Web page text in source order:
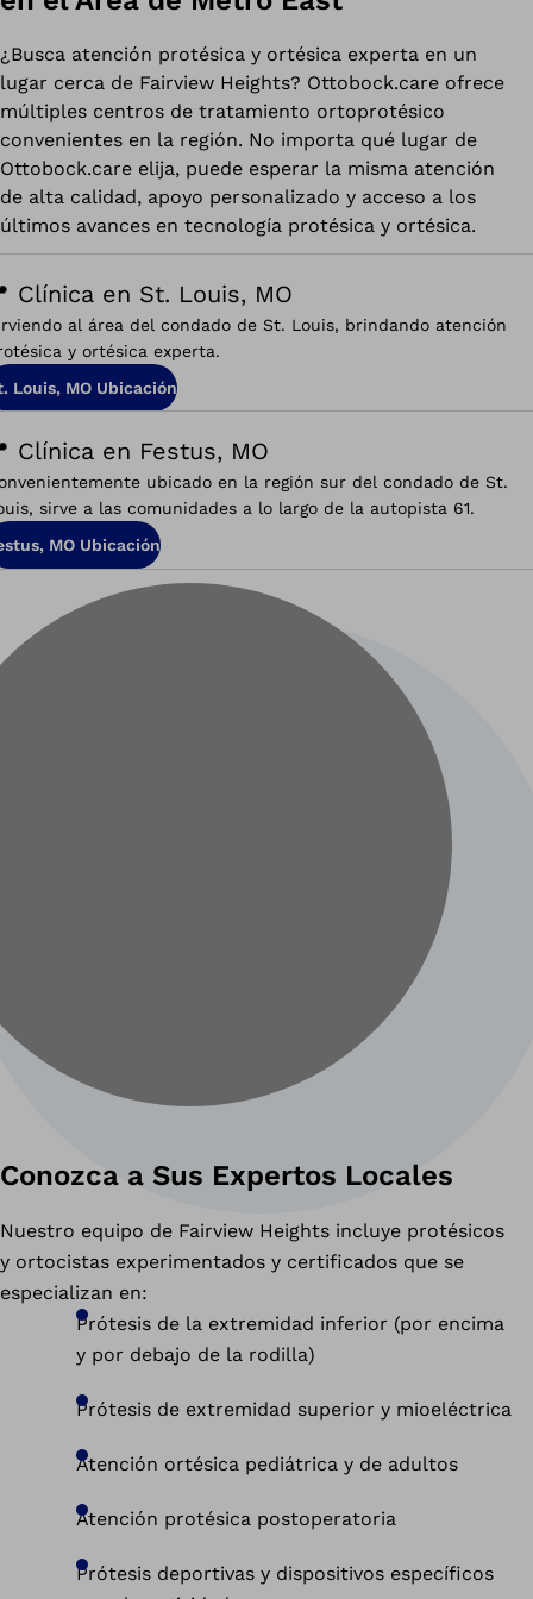
¿Busca atención protésica y ortésica experta en un
lugar cerca de Fairview Heights? Ottobock.care ofrece
múltiples centros de tratamiento ortoprotésico
convenientes en la región. No importa qué lugar de
Ottobock.care elija, puede esperar la misma atención
de alta calidad, apoyo personalizado y acceso a los
últimos avances en tecnología protésica y ortésica.
Clínica en St. Louis, MO
al área del condado de St. Louis, brindando atención
y ortésica experta.
Louis, MO Ubicación
Clínica en Festus, MO
ubicado en la región sur del condado de St.
sirve a las comunidades a lo largo de la autopista 61.
MO Ubicación
Conozca a Sus Expertos Locales
Nuestro equipo de Fairview Heights incluye protésicos
y ortocistas experimentados y certificados que se
especializan en:
Prótesis de la extremidad inferior (por encima
y por debajo de la rodilla)
Prótesis de extremidad superior y mioeléctrica
Atención ortésica pediátrica y de adultos
Atención protésica postoperatoria
Prótesis deportivas y dispositivos específicos